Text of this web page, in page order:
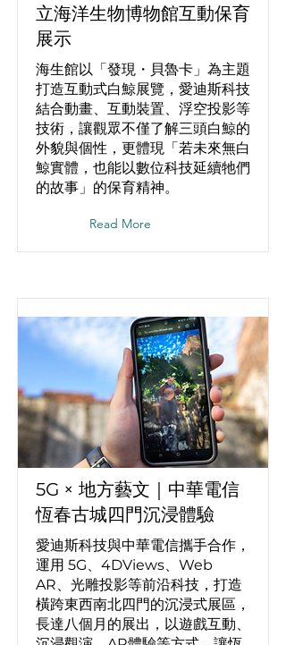
立海洋生物博物館互動保育
展示
海生館以「發現・貝魯卡」為主題
打造互動式白鯨展覽，愛迪斯科技
結合動畫、互動裝置、浮空投影等
技術，讓觀眾不僅了解三頭白鯨的
外貌與個性，更體現「若未來無白
鯨實體，也能以數位科技延續牠們
的故事」的保育精神。
Read More
5G × 地方藝文｜中華電信
恆春古城四門沉浸體驗
愛迪斯科技與中華電信攜手合作，
運用 5G、4DViews、Web
AR、光雕投影等前沿科技，打造
橫跨東西南北四門的沉浸式展區，
長達八個月的展出，以遊戲互動、